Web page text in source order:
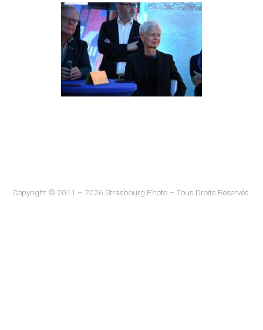
Copyright © 2011 – 2026 Strasbourg Photo – Tous Droits Réservés.